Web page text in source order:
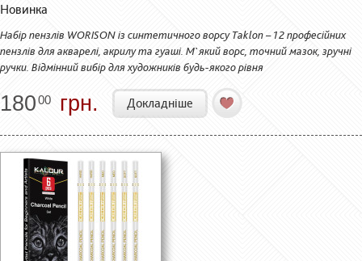
Новинка
Набір пензлів WORISON із синтетичного ворсу Taklon – 12 професійних
пензлів для акварелі, акрилу та гуаші. М`який ворс, точний мазок, зручні
ручки. Відмінний вибір для художників будь-якого рівня
18000 грн. Докладніше